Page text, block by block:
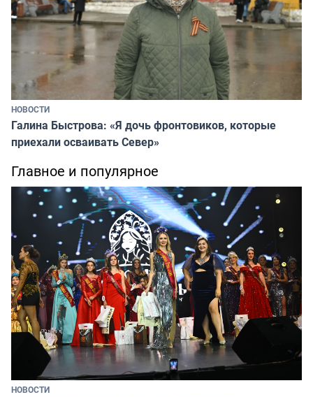
НОВОСТИ
Галина Быстрова: «Я дочь фронтовиков, которые
приехали осваивать Север»
Главное и популярное
НОВОСТИ